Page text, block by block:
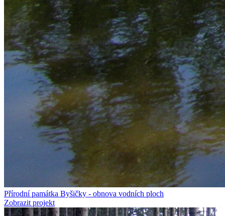
Přírodní památka Byšičky - obnova vodních ploch
Zobrazit projekt